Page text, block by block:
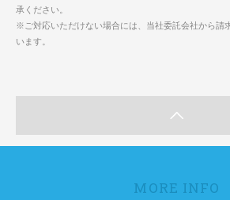
承ください。
※ご対応いただけない場合には、当社委託会社から請
います。
MORE INFO